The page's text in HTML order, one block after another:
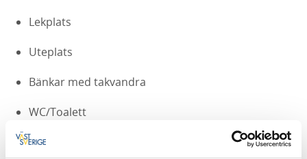
Lekplats
Uteplats
Bänkar med takvandra
WC/Toalett
Året runt öppet